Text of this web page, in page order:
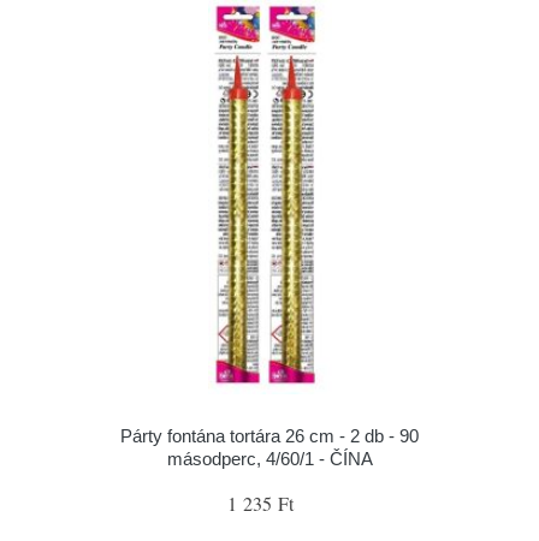
Párty fontána tortára 26 cm - 2 db - 90
másodperc, 4/60/1 - ČÍNA
1 235 Ft